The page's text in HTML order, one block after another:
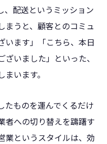
、配送というミッション
まうと、顧客とのコミュ
います」「こちら、本日
いました」といった、
います。
たものを運んでくるだけ
者への切り替えを躊躇す
業というスタイルは、効